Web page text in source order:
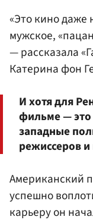
«Это кино даже
мужское,
— рассказала
Катерина фон
И хотя для
фильме — это
западные
режиссеров
Американский
успешно
карьеру он